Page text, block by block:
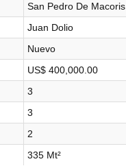
San Pedro De Macoris
Juan Dolio
Nuevo
US$ 400,000.00
3
3
2
335 Mt²